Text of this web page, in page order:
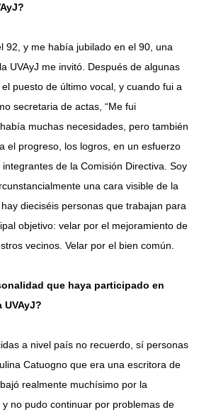
92, y me había jubilado en el 90, una
UVAyJ me invitó. Después de algunas
puesto de último vocal, y cuando fui a
secretaria de actas, “Me fui
muchas necesidades, pero también
el progreso, los logros, en un esfuerzo
de la Comisión Directiva. Soy
una cara visible de la
dieciséis personas que trabajan para
objetivo: velar por el mejoramiento de
vecinos. Velar por el bien común.
que haya participado en
a nivel país no recuerdo, sí personas
Catuogno que era una escritora de
realmente muchísimo por la
no pudo continuar por problemas de